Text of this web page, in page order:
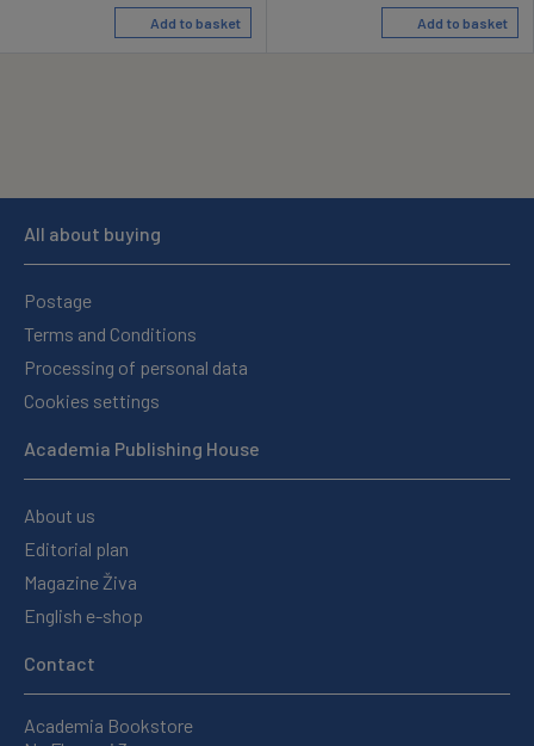
Add to basket Add to basket
All about buying
Postage
Terms and Conditions
Processing of personal data
Cookies settings
Academia Publishing House
About us
Editorial plan
Magazine Živa
English e-shop
Contact
Academia Bookstore